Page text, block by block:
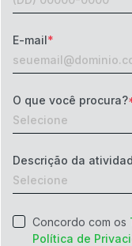
E-mail
O que você procura?
Descrição da
Concordo com os
Política de